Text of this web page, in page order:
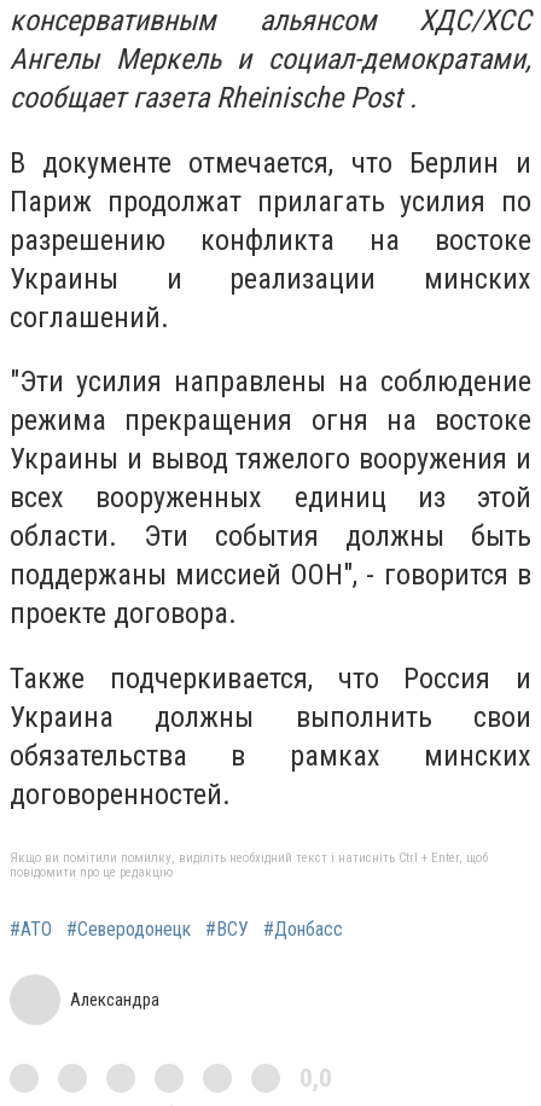
консервативным альянсом ХДС/ХСС
Ангелы Меркель и социал-демократами,
сообщает газета Rheinische Post .
В документе отмечается, что Берлин и
Париж продолжат прилагать усилия по
разрешению конфликта на востоке
Украины и реализации минских
соглашений.
"Эти усилия направлены на соблюдение
режима прекращения огня на востоке
Украины и вывод тяжелого вооружения и
всех вооруженных единиц из этой
области. Эти события должны быть
поддержаны миссией ООН", - говорится в
проекте договора.
Также подчеркивается, что Россия и
Украина должны выполнить свои
обязательства в рамках минских
договоренностей.
Якщо ви помітили помилку, виділіть необхідний текст і натисніть Ctrl + Enter, щоб
повідомити про це редакцію
#АТО #Северодонецк #ВСУ #Донбасс
Александра
0,0